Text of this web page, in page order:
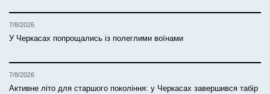
7/8/2026
У Черкасах попрощались із полеглими воїнами
7/8/2026
Активне літо для старшого покоління: у Черкасах завершився табір